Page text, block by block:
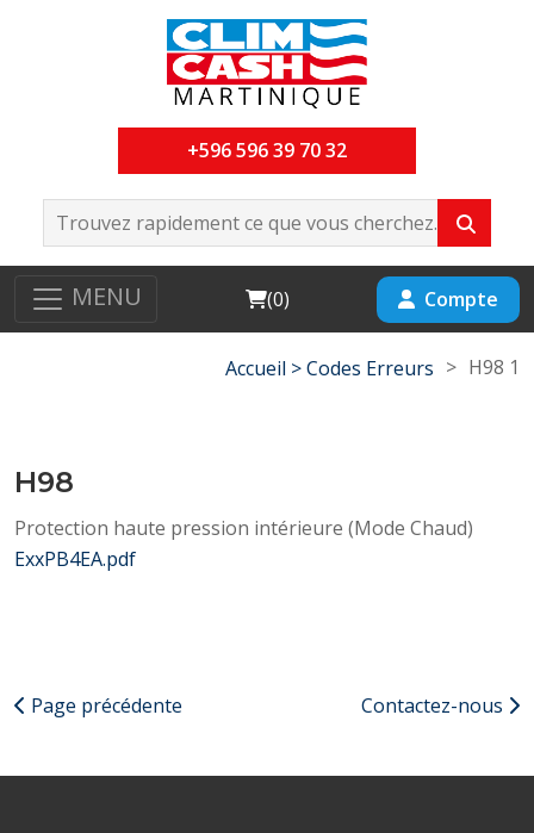
+596 596 39 70 32
MENU Cart
(0) Compte
Accueil >Codes Erreurs > H98 1
H98
Protection haute pression intérieure (Mode Chaud)
ExxPB4EA.pdf
Page précédente Contactez-nous